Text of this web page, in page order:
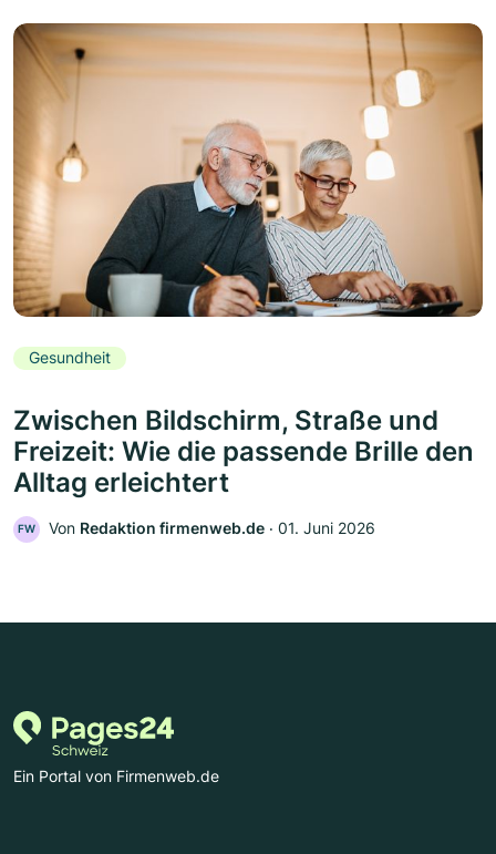
Gesundheit
Zwischen Bildschirm, Straße und
Freizeit: Wie die passende Brille den
Alltag erleichtert
FW Von Redaktion firmenweb.de ‧ 01. Juni 2026
Ein Portal von Firmenweb.de